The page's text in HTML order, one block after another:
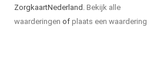
ZorgkaartNederland. Bekijk alle
waarderingen of plaats een waardering